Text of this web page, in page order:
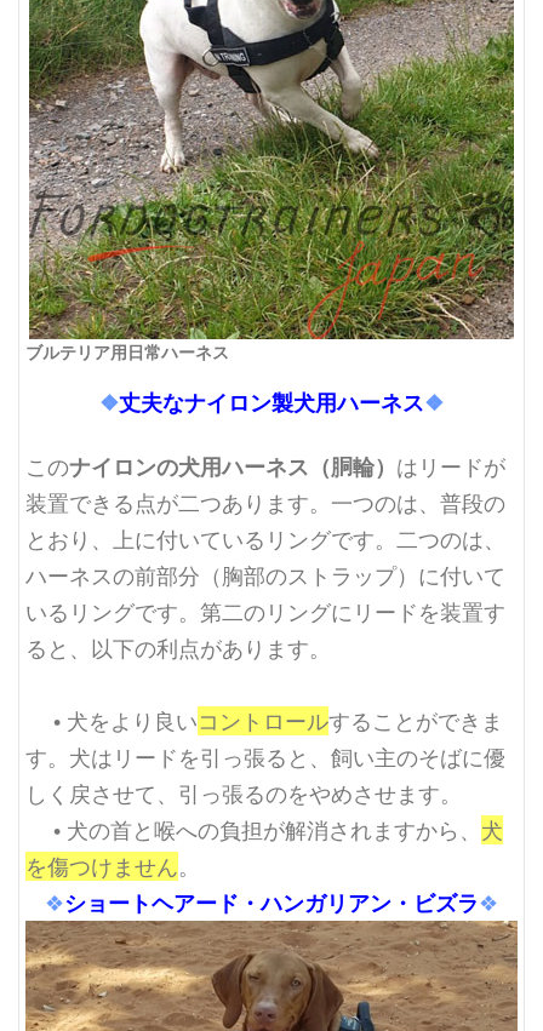
ブルテリア用日常ハーネス
❖丈夫なナイロン製犬用ハーネス❖
このナイロンの犬用ハーネス（胴輪） はリードが
装置できる点が二つあります。一つのは、普段の
とおり、上に付いているリングです。二つのは、
ハーネスの前部分（胸部のストラップ）に付いて
いるリングです。第二のリングにリードを装置す
ると、以下の利点があります。
• 犬をより良いコントロールすることができま
す。犬はリードを引っ張ると、飼い主のそばに優
しく戻させて、引っ張るのをやめさせます。
• 犬の首と喉への負担が解消されますから、 犬
を傷つけません。
❖ショートヘアード・ハンガリアン・ビズラ❖